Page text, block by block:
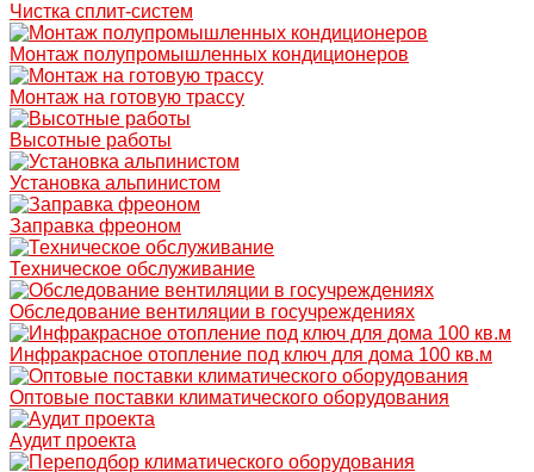
Чистка сплит-систем
Монтаж полупромышленных кондиционеров
Монтаж на готовую трассу
Высотные работы
Установка альпинистом
Заправка фреоном
Техническое обслуживание
Обследование вентиляции в госучреждениях
Инфракрасное отопление под ключ для дома 100 кв.м
Оптовые поставки климатического оборудования
Аудит проекта